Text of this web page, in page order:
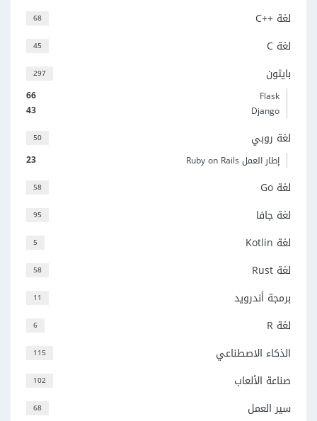
68 لغة C++‎
45 لغة C
297 بايثون
66
Flask
43
Django
50 لغة روبي
23 إطار العمل Ruby on Rails
58 لغة Go
95 لغة جافا
5 لغة Kotlin
58 لغة Rust
11 برمجة أندرويد
6 لغة R
115 الذكاء الاصطناعي
102 صناعة الألعاب
68 سير العمل